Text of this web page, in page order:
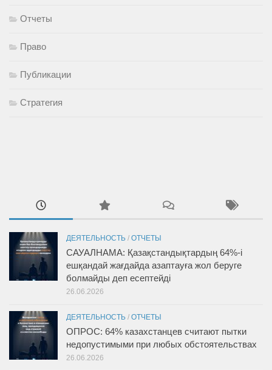
Отчеты
Право
Публикации
Стратегия
ДЕЯТЕЛЬНОСТЬ / ОТЧЕТЫ
САУАЛНАМА: Қазақстандықтардың 64%-і
ешқандай жағдайда азаптауға жол беруге
болмайды деп есептейді
26.06.2026
ДЕЯТЕЛЬНОСТЬ / ОТЧЕТЫ
ОПРОС: 64% казахстанцев считают пытки
недопустимыми при любых обстоятельствах
26.06.2026